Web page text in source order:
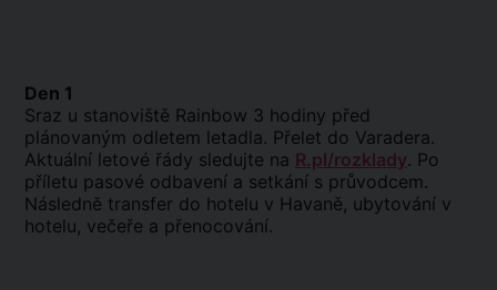
Den 1
Sraz u stanoviště Rainbow 3 hodiny před
plánovaným odletem letadla. Přelet do Varadera.
Aktuální letové řády sledujte na R.pl/rozklady. Po
příletu pasové odbavení a setkání s průvodcem.
Následně transfer do hotelu v Havaně, ubytování v
hotelu, večeře a přenocování.